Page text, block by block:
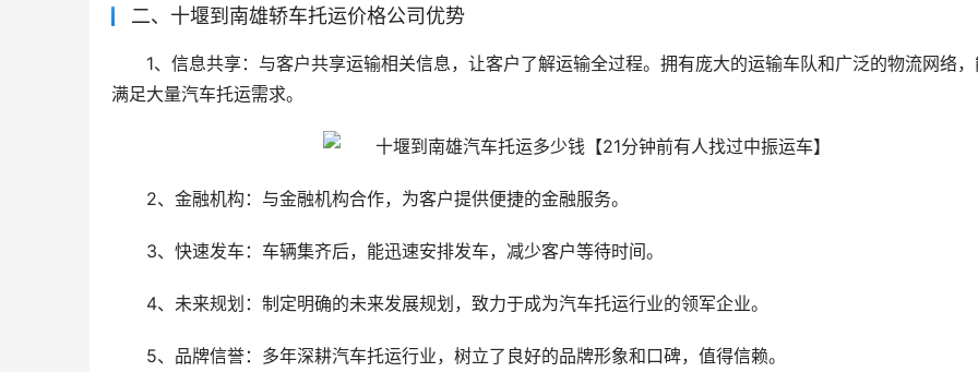
二、十堰到南雄轿车托运价格公司优势
1、信息共享：与客户共享运输相关信息，让客户了解运输全过程。拥有庞大的运输车队和广泛的物流网络
满足大量汽车托运需求。
2、金融机构：与金融机构合作，为客户提供便捷的金融服务。
3、快速发车：车辆集齐后，能迅速安排发车，减少客户等待时间。
4、未来规划：制定明确的未来发展规划，致力于成为汽车托运行业的领军企业。
5、品牌信誉：多年深耕汽车托运行业，树立了良好的品牌形象和口碑，值得信赖。